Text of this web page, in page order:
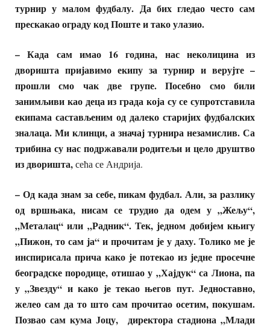
турнир у малом фудбалу. Да бих гледао често сам
прескакао ограду код Поште и тако улазио.
– Када сам имао 16 година, нас неколицина из
дворишта пријавимо екипу за турнир и верујте –
прошли смо чак две групе. Посебно смо били
занимљиви као деца из града која су се супротставила
екипама састављеним од далеко старијих фудбалских
зналаца. Ми клинци, а значај турнира незамислив. Са
трибина су нас подржавали родитељи и цело друштво
из дворишта,сећа се Андрија.
– Од када знам за себе, пикам фудбал. Али, за разлику
од вршњака, нисам се трудио да одем у „Жељу“,
„Металац“ или „Радник“. Тек, једном добијем књигу
„Пижон, то сам ја“ и прочитам је у даху. Толико ме је
инспирисала прича како је потекао из једне просечне
београдске породице, отишао у „Хајдук“ са Лиона, па
у „Звезду“ и како је текао његов пут. Једноставно,
желео сам да то што сам прочитао осетим, покушам.
Позвао сам кума Јоцу, директора стадиона „Млади